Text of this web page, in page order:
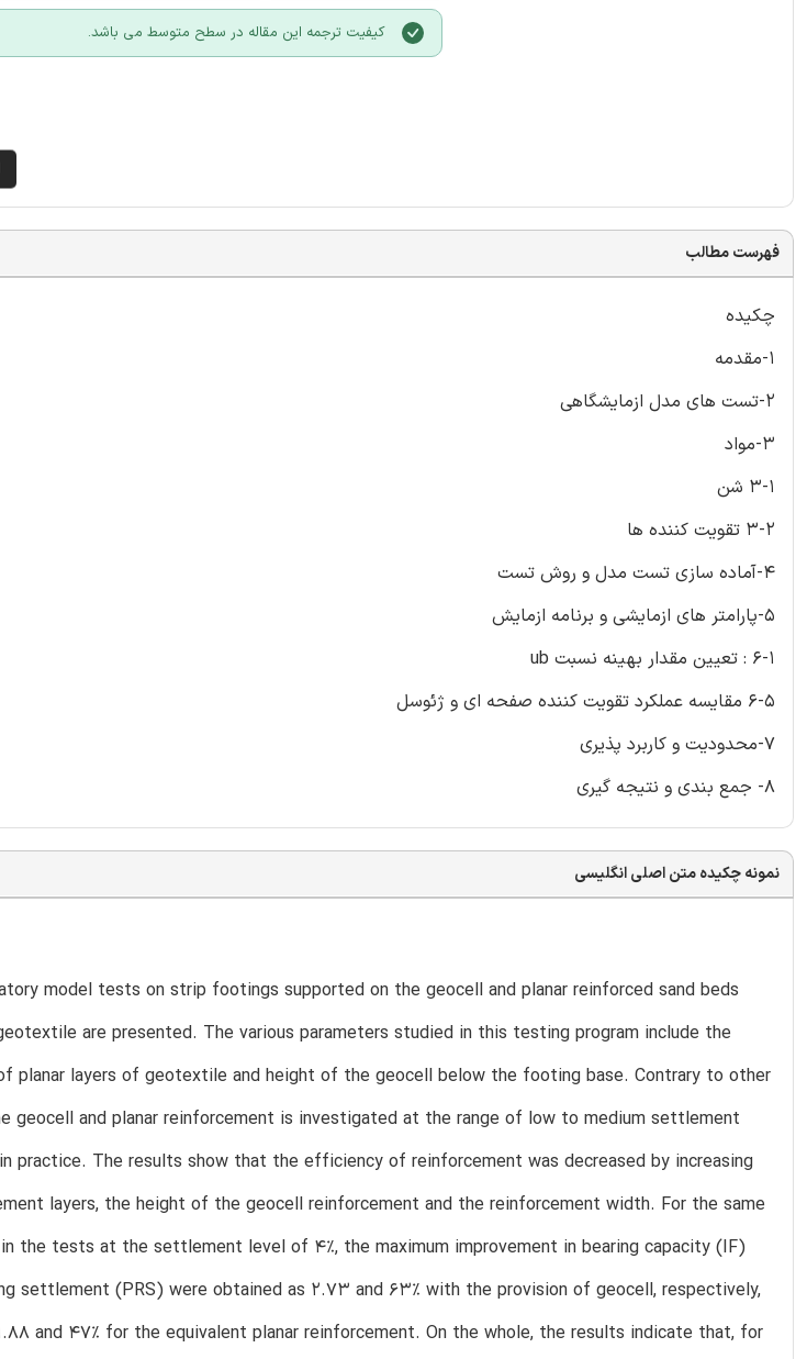
کیفیت ترجمه این مقاله در سطح متوسط می باشد.
فهرست مطالب
چکیده
1-مقدمه
2-تست های مدل ازمایشگاهی
3-مواد
3-1 شن
3-2 تقویت کننده ها
4-آماده سازی تست مدل و روش تست
5-پارامتر های ازمایشی و برنامه ازمایش
6-1 : تعیین مقدار بهینه نسبت ub
6-5 مقایسه عملکرد تقویت کننده صفحه ای و ژئوسل
7-محدودیت و کاربرد پذیری
8- جمع بندی و نتیجه گیری
نمونه چکیده متن اصلی انگلیسی
model tests on strip footings supported on the geocell and planar reinforced sand beds
are presented. The various parameters studied in this testing program include the
planar layers of geotextile and height of the geocell below the footing base. Contrary to other
geocell and planar reinforcement is investigated at the range of low to medium settlement
practice. The results show that the efficiency of reinforcement was decreased by increasing
layers, the height of the geocell reinforcement and the reinforcement width. For the same
the tests at the settlement level of 4%, the maximum improvement in bearing capacity (IF)
settlement (PRS) were obtained as 2.73 and 63% with the provision of geocell, respectively,
and 47% for the equivalent planar reinforcement. On the whole, the results indicate that, for